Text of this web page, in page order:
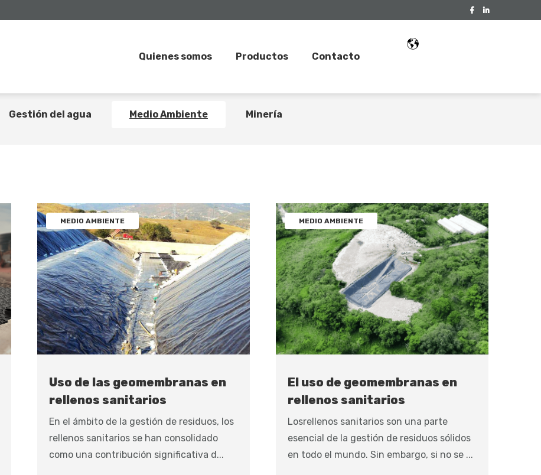
Quienes somos Productos Contacto
Gestión del agua Medio Ambiente
Minería
MEDIO AMBIENTE
Uso de las geomembranas en
rellenos sanitarios
En el ámbito de la gestión de residuos, los
rellenos sanitarios se han consolidado
como una contribución significativa d...
MEDIO AMBIENTE
El uso de geomembranas en
rellenos sanitarios
Losrellenos sanitarios son una parte
esencial de la gestión de residuos sólidos
en todo el mundo. Sin embargo, si no se ...